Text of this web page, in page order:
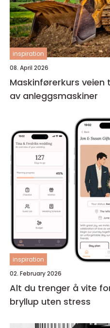
inspiration
08. April 2026
Maskinførerkurs veien til trygg og lovlig bruk
av anleggsmaskiner
inspiration
02. February 2026
Alt du trenger å vite
bryllup uten stress